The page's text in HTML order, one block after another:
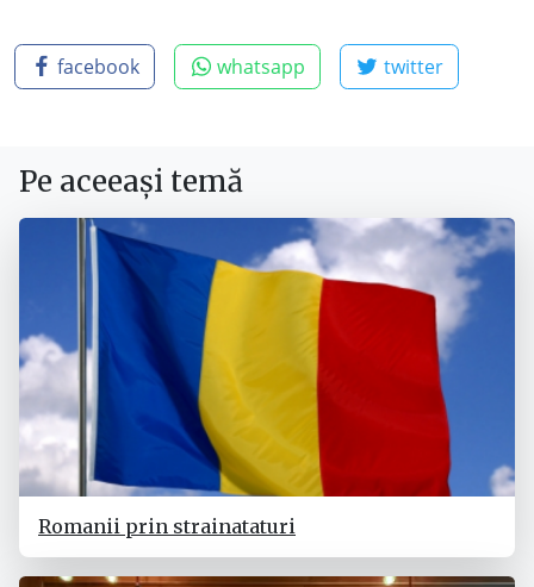
facebook whatsapp twitter
Pe aceeași temă
Romanii prin strainataturi